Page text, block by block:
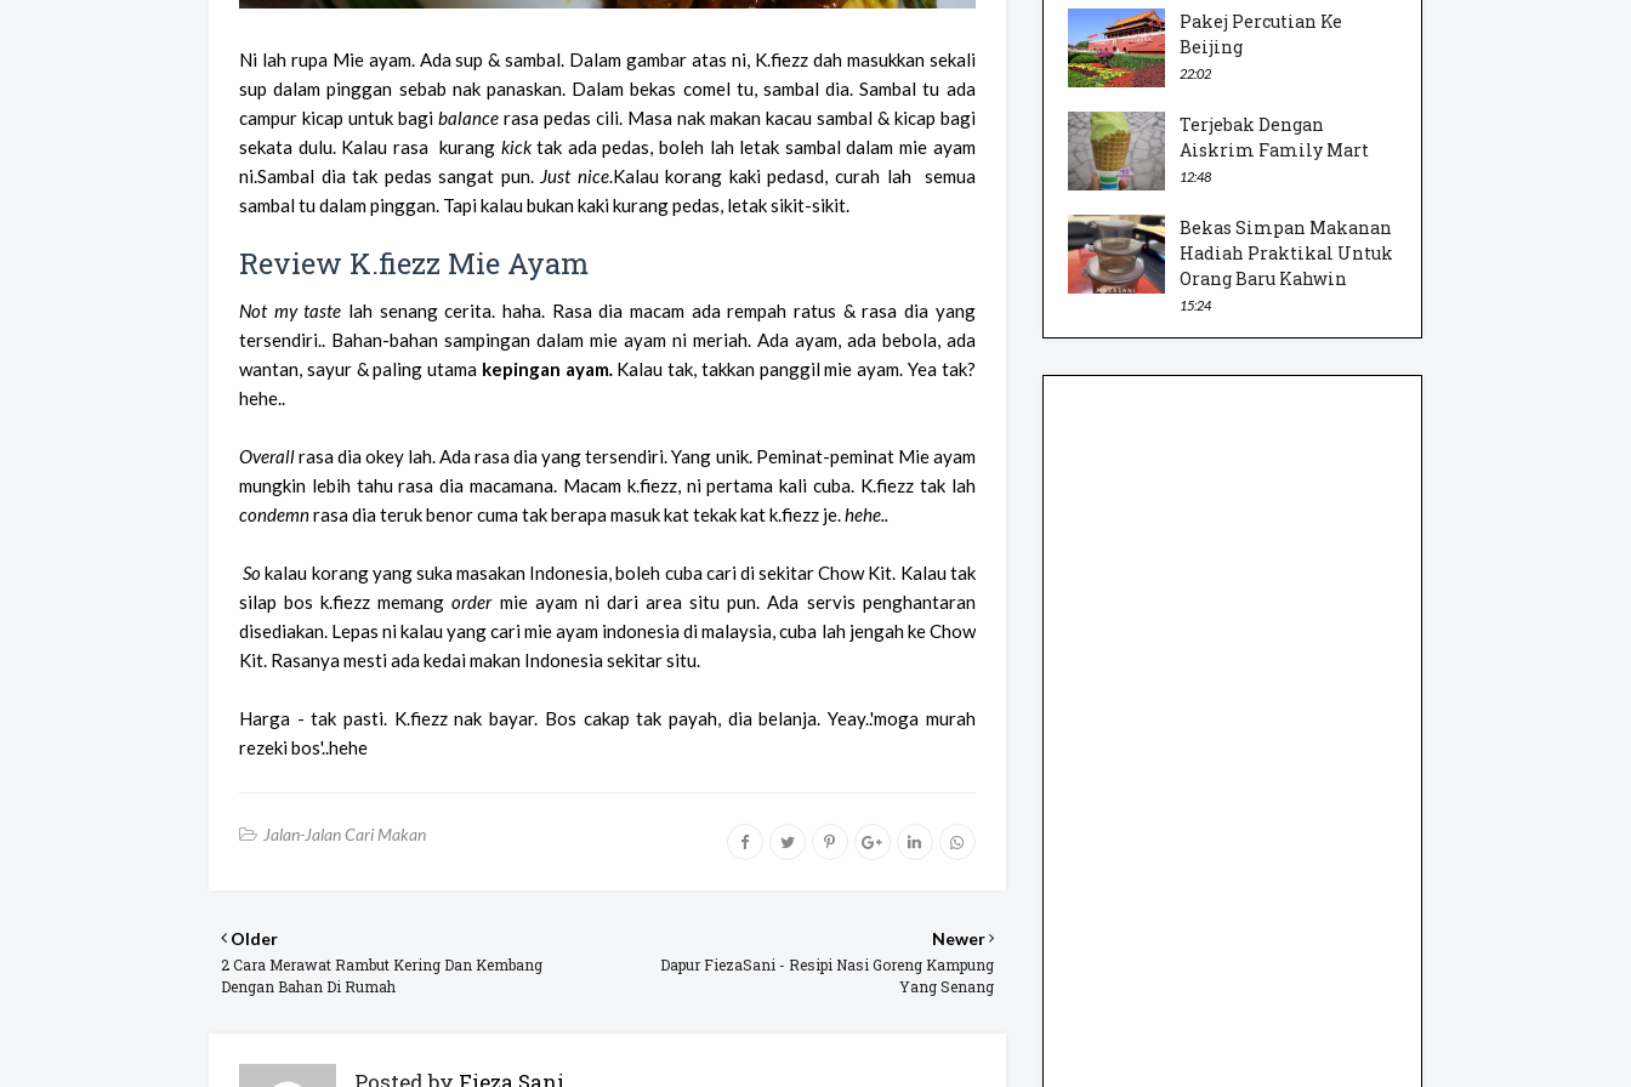
Ni lah rupa Mie ayam. Ada sup & sambal. Dalam gambar atas ni, K.fiezz dah masukkan sekali
sup dalam pinggan sebab nak panaskan. Dalam bekas comel tu, sambal dia. Sambal tu ada
campur kicap untuk bagi balancerasa pedas cili. Masa nak makan kacau sambal & kicap bagi
sekata dulu. Kalau rasa kurang kicktak ada pedas, boleh lah letak sambal dalam mie ayam
ni.Sambal dia tak pedas sangat pun. Just nice.Kalau korang kaki pedasd, curah lah semua
sambal tu dalam pinggan. Tapi kalau bukan kaki kurang pedas, letak sikit-sikit.
Review K.fiezz Mie Ayam
Not my taste lah senang cerita. haha. Rasa dia macam ada rempah ratus & rasa dia yang
tersendiri.. Bahan-bahan sampingan dalam mie ayam ni meriah. Ada ayam, ada bebola, ada
wantan, sayur & paling utama kepingan ayam. Kalau tak, takkan panggil mie ayam. Yea tak?
hehe..
Overallrasa dia okey lah. Ada rasa dia yang tersendiri. Yang unik. Peminat-peminat Mie ayam
mungkin lebih tahu rasa dia macamana. Macam k.fiezz, ni pertama kali cuba. K.fiezz tak lah
condemnrasa dia teruk benor cuma tak berapa masuk kat tekak kat k.fiezz je.hehe..
Sokalau korang yang suka masakan Indonesia, boleh cuba cari di sekitar Chow Kit. Kalau tak
silap bos k.fiezz memangordermie ayam ni dari area situ pun. Ada servis penghantaran
disediakan. Lepas ni kalau yang cari mie ayam indonesia di malaysia, cuba lah jengah ke Chow
Kit. Rasanya mesti ada kedai makan Indonesia sekitar situ.
Harga - tak pasti. K.fiezz nak bayar. Bos cakap tak payah, dia belanja. Yeay..'moga murah
rezeki bos'..hehe
Jalan-Jalan Cari Makan
Newer
Dapur FiezaSani - Resipi Nasi Goreng Kampung
Yang Senang
Older
2 Cara Merawat Rambut Kering Dan Kembang
Dengan Bahan Di Rumah
Posted by Fieza Sani
Pakej Percutian Ke
Beijing
22:02
Terjebak Dengan
Aiskrim Family Mart
12:48
Bekas Simpan Makanan
Hadiah Praktikal Untuk
Orang Baru Kahwin
15:24